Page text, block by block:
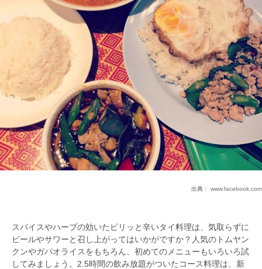
出典： www.facebook.com
スパイスやハーブの効いたピリッと辛いタイ料理は、気取らずに
ビールやサワーと召し上がってはいかがですか？人気のトムヤン
クンやガパオライスをもちろん、初めてのメニューもいろいろ試
してみましょう。2.5時間の飲み放題がついたコース料理は、新